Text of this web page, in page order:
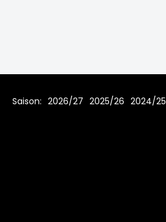
Saison: 2026/27 2025/26 2024/25